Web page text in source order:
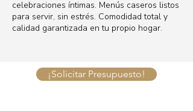
celebraciones íntimas. Menús caseros listos
para servir, sin estrés. Comodidad total y
calidad garantizada en tu propio hogar.
¡Solicitar Presupuesto!